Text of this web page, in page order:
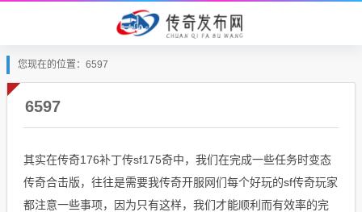
您现在的位置：6597
6597
其实在传奇176补丁传sf175奇中，我们在完成一些任务时变态
传奇合击版，往往是需要我传奇开服网们每个好玩的sf传奇玩家
都注意一些事项，因为只有这样，我们才能顺利而有效率的完